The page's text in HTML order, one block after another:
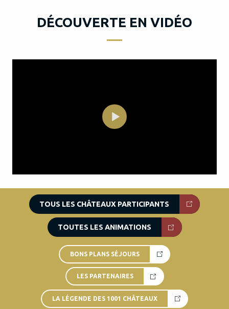
DÉCOUVERTE EN VIDÉO
TOUS LES CHÂTEAUX PARTICIPANTS
TOUTES LES ANIMATIONS
BONS PLANS SÉJOURS
LES PARTENAIRES
LA LÉGENDE DES 1001 CHÂTEAUX